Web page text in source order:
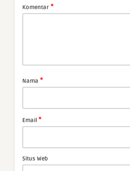
Komentar *
Nama *
Email *
Situs Web